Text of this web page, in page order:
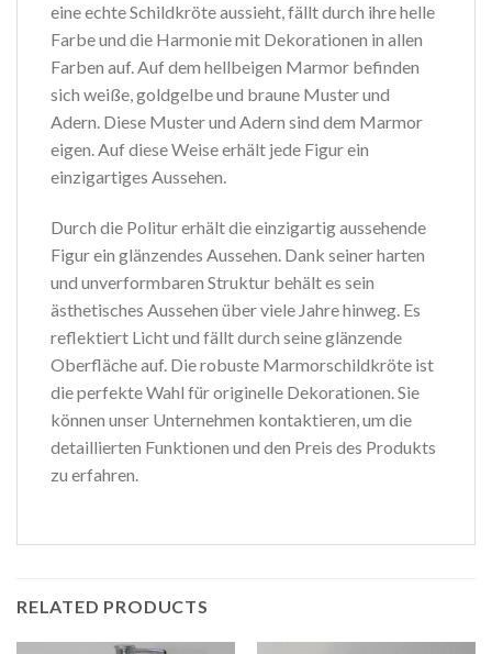
eine echte Schildkröte aussieht, fällt durch ihre helle
Farbe und die Harmonie mit Dekorationen in allen
Farben auf. Auf dem hellbeigen Marmor befinden
sich weiße, goldgelbe und braune Muster und
Adern. Diese Muster und Adern sind dem Marmor
eigen. Auf diese Weise erhält jede Figur ein
einzigartiges Aussehen.
Durch die Politur erhält die einzigartig aussehende
Figur ein glänzendes Aussehen. Dank seiner harten
und unverformbaren Struktur behält es sein
ästhetisches Aussehen über viele Jahre hinweg. Es
reflektiert Licht und fällt durch seine glänzende
Oberfläche auf. Die robuste Marmorschildkröte ist
die perfekte Wahl für originelle Dekorationen. Sie
können unser Unternehmen kontaktieren, um die
detaillierten Funktionen und den Preis des Produkts
zu erfahren.
RELATED PRODUCTS